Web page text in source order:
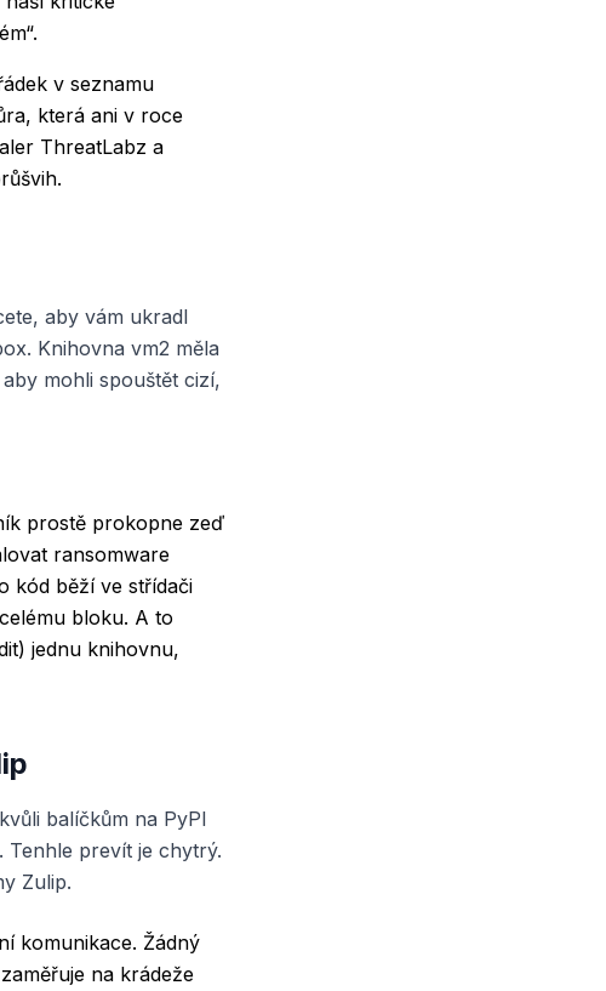
v seznamu
která ani v roce
ThreatLabz a
aby vám ukradl
Knihovna vm2 měla
mohli spouštět cizí,
prostě prokopne zeď
ransomware
kód běží ve střídači
bloku. A to
jednu knihovnu,
balíčkům na PyPI
Tenhle prevít je chytrý.
Zulip.
komunikace. Žádný
na krádeže